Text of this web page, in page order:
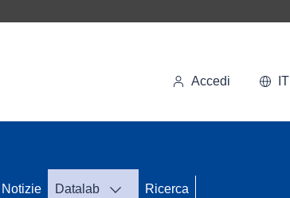
Accedi IT
Notizie Datalab Ricerca